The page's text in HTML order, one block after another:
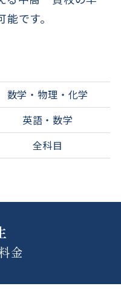
です。
数学・物理・化学
英語・数学
全科目
金